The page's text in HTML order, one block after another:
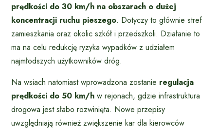
prędkości do 30 km/h na obszarach o dużej
koncentracji ruchu pieszego. Dotyczy to głównie stref
zamieszkania oraz okolic szkół i przedszkoli. Działanie to
ma na celu redukcję ryzyka wypadków z udziałem
najmłodszych użytkowników dróg.
Na wsiach natomiast wprowadzona zostanie regulacja
prędkości do 50 km/h w rejonach, gdzie infrastruktura
drogowa jest słabo rozwinięta. Nowe przepisy
uwzględniają również zwiększenie kar dla kierowców